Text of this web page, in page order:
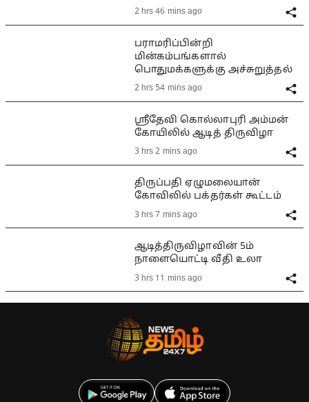
2 hrs 46 mins ago
பராமரிப்பின்றி
மின்கம்பங்களால்
பொதுமக்களுக்கு அச்சுறுத்தல்
2 hrs 54 mins ago
ஸ்ரீதேவி கொல்லாபுரி அம்மன்
கோயிலில் ஆடித் திருவிழா
3 hrs 2 mins ago
திருப்பதி ஏழுமலையான்
கோவிலில் பக்தர்கள் கூட்டம்
3 hrs 7 mins ago
ஆடித்திருவிழாவின் 5ம்
நாளையொட்டி வீதி உலா
3 hrs 11 mins ago